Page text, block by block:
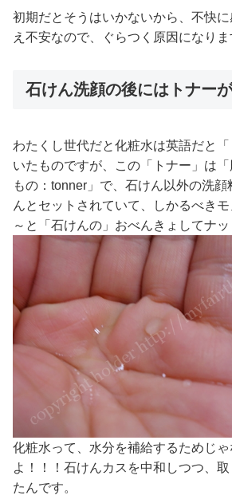
初期だとそうはいかないから、不快
え不安なので、ぐらつく原因になりま
石けん洗顔の後にはトナー
わたくし世代だと化粧水は英語だと
いたものですが、この「トナー」は
もの：tonner」で、石けん以外の洗
んとセットされていて、しかるべき
～と「石けんの」おべんきょしてナッ
化粧水って、水分を補給するためじ
よ！！！石けんカスを中和しつつ、
たんです。